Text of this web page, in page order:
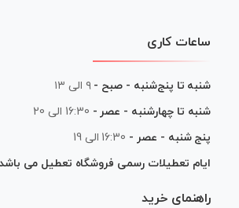
ساعات کاری
شنبه تا پنج‌شنبه - صبح - ۹ الی ۱۳
شنبه تا چهارشنبه - عصر - 16:30 الی 20
پنج شنبه - عصر - 16:30 الی 19
ایام تعطیلات رسمی فروشگاه تعطیل می باشد
راهنمای خرید